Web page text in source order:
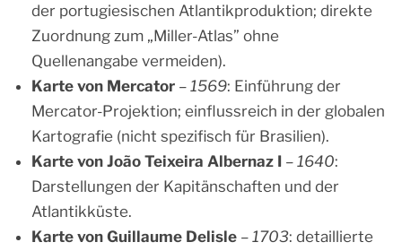
der portugiesischen Atlantikproduktion; direkte
Zuordnung zum „Miller-Atlas” ohne
Quellenangabe vermeiden).
Karte von Mercator– 1569: Einführung der
Mercator-Projektion; einflussreich in der globalen
Kartografie (nicht spezifisch für Brasilien).
Karte von João Teixeira Albernaz I– 1640:
Darstellungen der Kapitänschaften und der
Atlantikküste.
Karte von Guillaume Delisle– 1703: detaillierte